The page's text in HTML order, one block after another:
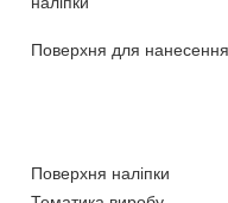
Поверхня для нанесення
Поверхня наліпки